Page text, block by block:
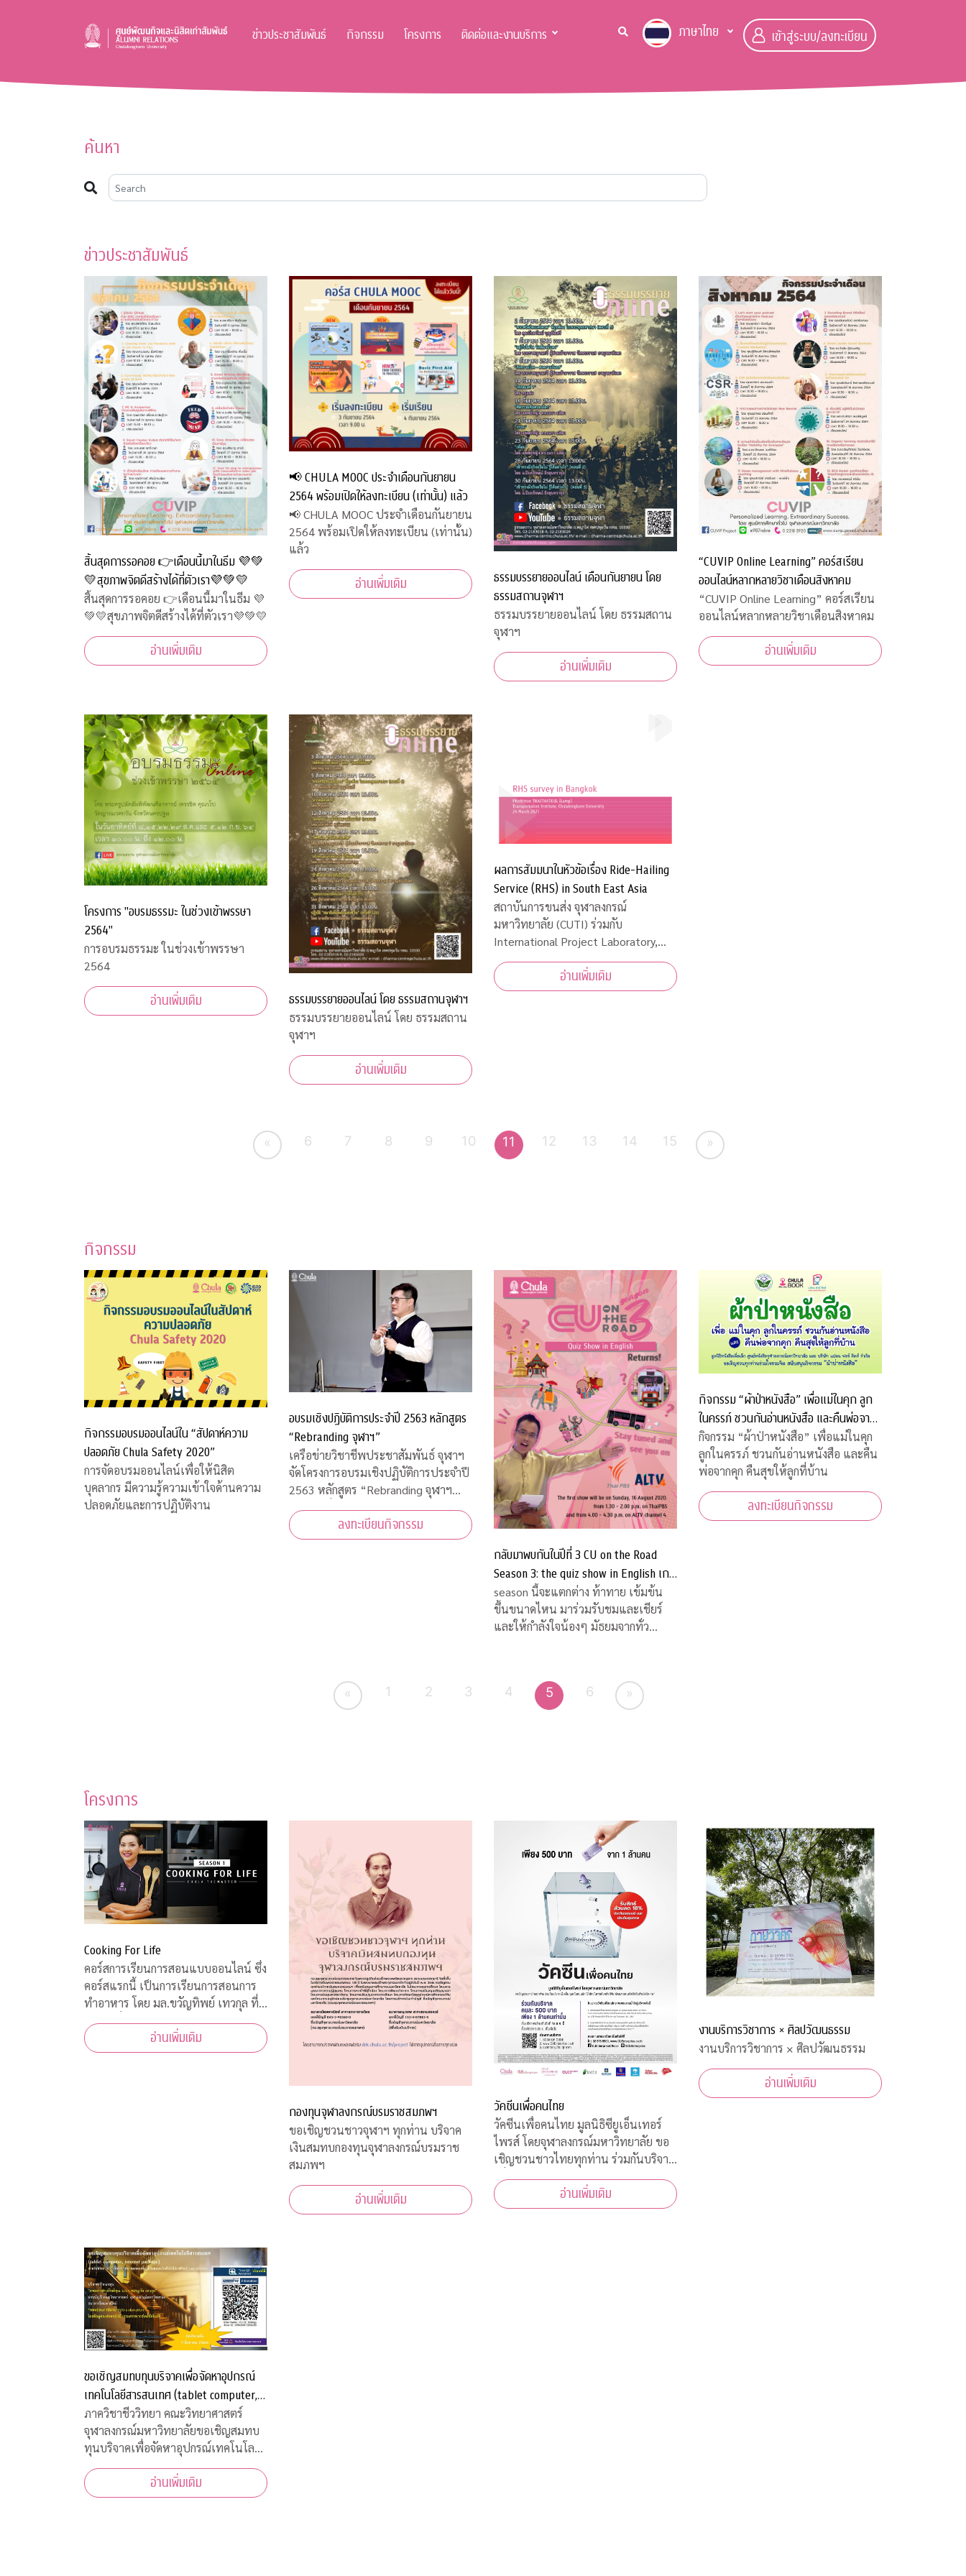
ข่าวประชาสัมพันธ์ กิจกรรม โครงการ ติดต่อและงานบริการ ภาษาไทย เข้าสู่ระบบ/ลงทะเบียน
ค้นหา
ข่าวประชาสัมพันธ์
สิ้นสุดการรอคอย 👉เดือนนี้มาในธีม 💜💚
💛สุขภาพจิตดีสร้างได้ที่ตัวเรา💜💚💛
สิ้นสุดการรอคอย 👉เดือนนี้มาในธีม 💜
💚💛สุขภาพจิตดีสร้างได้ที่ตัวเรา💜💚💛
อ่านเพิ่มเติม
📢 CHULA MOOC ประจำเดือนกันยายน
2564 พร้อมเปิดให้ลงทะเบียน (เท่านั้น) แล้ว
📢 CHULA MOOC ประจำเดือนกันยายน
2564 พร้อมเปิดให้ลงทะเบียน (เท่านั้น)
แล้ว
อ่านเพิ่มเติม
ธรรมบรรยายออนไลน์ เดือนกันยายน โดย
ธรรมสถานจุฬาฯ
ธรรมบรรยายออนไลน์ โดย ธรรมสถาน
จุฬาฯ
อ่านเพิ่มเติม
“CUVIP Online Learning” คอร์สเรียน
ออนไลน์หลากหลายวิชาเดือนสิงหาคม
“CUVIP Online Learning” คอร์สเรียน
ออนไลน์หลากหลายวิชาเดือนสิงหาคม
อ่านเพิ่มเติม
โครงการ "อบรมธรรมะ ในช่วงเข้าพรรษา
2564"
การอบรมธรรมะ ในช่วงเข้าพรรษา
2564
อ่านเพิ่มเติม ธรรมบรรยายออนไลน์ โดย ธรรมสถานจุฬาฯ
ธรรมบรรยายออนไลน์ โดย ธรรมสถาน
จุฬาฯ
อ่านเพิ่มเติม
ผลการสัมมนาในหัวข้อเรื่อง Ride-Hailing
Service (RHS) in South East Asia
สถาบันการขนส่ง จุฬาลงกรณ์
มหาวิทยาลัย (CUTI) ร่วมกับ
International Project Laboratory,
Department of Civil Engineering,
The University of Tokyo จัดสัมมนา
วิชาการออนไลน์และเผยผลการสัมมนา
อ่านเพิ่มเติม
« 6 7 8 9 10 11 12 13 14 15 »
กิจกรรม
กิจกรรมอบรมออนไลน์ใน “สัปดาห์ความ
ปลอดภัย Chula Safety 2020”
การจัดอบรมออนไลน์เพื่อให้นิสิต
บุคลากร มีความรู้ความเข้าใจด้านความ
ปลอดภัยและการปฏิบัติงาน
อบรมเชิงปฏิบัติการประจำปี 2563 หลักสูตร
“Rebranding จุฬาฯ”
เครือข่ายวิชาชีพประชาสัมพันธ์ จุฬาฯ
จัดโครงการอบรมเชิงปฏิบัติการประจำปี
2563 หลักสูตร “Rebranding จุฬาฯ
และการสื่อสารประชาสัมพันธ์ภายหลัง
สถานการณ์โควิด-19”
ลงทะเบียนกิจกรรม
กลับมาพบกันในปีที่ 3 CU on the Road
Season 3: the quiz show in English เกม
คิดชิงไหวชิงพริบสุดมันส์ ส่งตรงถึงบ้านท่าน
season นี้จะแตกต่าง ท้าทาย เข้มข้น
ขึ้นขนาดไหน มาร่วมรับชมและเชียร์
และให้กำลังใจน้องๆ มัธยมจากทั่ว
กันทางสถานีโทรทัศน์เอแอลทีวี (ALTV)
กิจกรรม “ผ้าป่าหนังสือ” เพื่อแม่ในคุก ลูก
ในครรภ์ ชวนกันอ่านหนังสือ และคืนพ่อจาก
คุก คืนสุขให้ลูกที่บ้าน
กิจกรรม “ผ้าป่าหนังสือ” เพื่อแม่ในคุก
ลูกในครรภ์ ชวนกันอ่านหนังสือ และคืน
พ่อจากคุก คืนสุขให้ลูกที่บ้าน
ลงทะเบียนกิจกรรม
« 1 2 3 4 5 6 »
โครงการ
Cooking For Life
คอร์สการเรียนการสอนแบบออนไลน์ ซึ่ง
คอร์สแรกนี้ เป็นการเรียนการสอนการ
ทำอาหาร โดย มล.ขวัญทิพย์ เทวกุล ที่
เป็นผู้เชี่ยวชาญทางด้านอาหารทุก
ประเภท และในแต่ละ Episode ก็ได้รับ
ความร่วมมือจากคณาจารย์ ผู้ทรงคุณวุฒิ
อ่านเพิ่มเติม
กองทุนจุฬาลงกรณ์บรมราชสมภพฯ
ขอเชิญชวนชาวจุฬาฯ ทุกท่าน บริจาค
เงินสมทบกองทุนจุฬาลงกรณ์บรมราช
สมภพฯ
อ่านเพิ่มเติม
วัคซีนเพื่อคนไทย
วัคซีนเพื่อคนไทย มูลนิธิซียูเอ็นเทอร์
ไพรส์ โดยจุฬาลงกรณ์มหาวิทยาลัย ขอ
เชิญชวนชาวไทยทุกท่าน ร่วมกันบริจาค
เพื่อเป็นทุนสนับสนุน นักวิจัยไทยในการ
ค้นคว้าวิจัย พัฒนา และผลิตวัคซีนต้าน
โควิด-19*
อ่านเพิ่มเติม
งานบริการวิชาการ × ศิลปวัฒนธรรม
งานบริการวิชาการ × ศิลปวัฒนธรรม
อ่านเพิ่มเติม
ขอเชิญสมทบทุนบริจาคเพื่อจัดหาอุปกรณ์
เทคโนโลยีสารสนเทศ (tablet computer,
internet package) สำหรับนิสิตภาควิชา
ชีววิทยาที่ขาดแคลน
ภาควิชาชีววิทยา คณะวิทยาศาสตร์
จุฬาลงกรณ์มหาวิทยาลัยขอเชิญสมทบ
ทุนบริจาคเพื่อจัดหาอุปกรณ์เทคโนโลยี
สารสนเทศ (tablet computer,
internet package) สำหรับนิสิตภาค
วิชาชีววิทยาที่ขาดแคลน เพื่อใช้เรียน
อ่านเพิ่มเติม